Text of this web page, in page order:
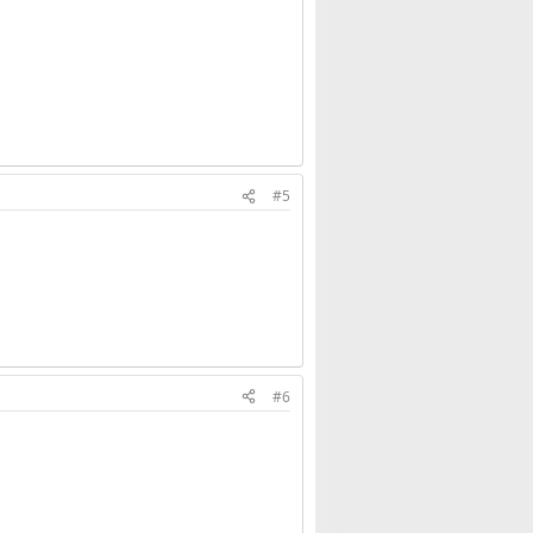
#5
#6